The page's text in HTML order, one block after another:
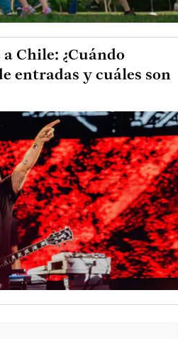
Chile: ¿Cuándo
entradas y cuáles son